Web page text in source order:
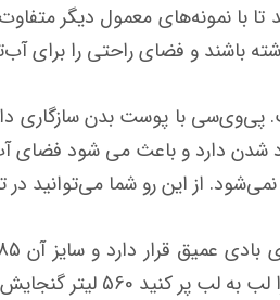
نمونه‌های معمول دیگر
را برای آب‌تنی 3 تا 4 کودک فراهم
پی‌وی‌سی با پوست بدن
دارد و باعث می شود فضای
از این رو شما می‌توانید در
لیتر گنجایش دارد.